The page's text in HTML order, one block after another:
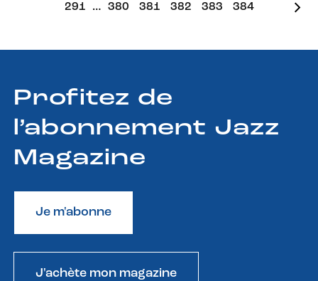
291
… 380 381 382 383 384
Profitez de
l’abonnement Jazz
Magazine
Je m'abonne
J'achète mon magazine